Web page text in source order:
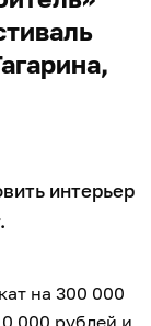
интерьер
на 300 000
000 рублей и